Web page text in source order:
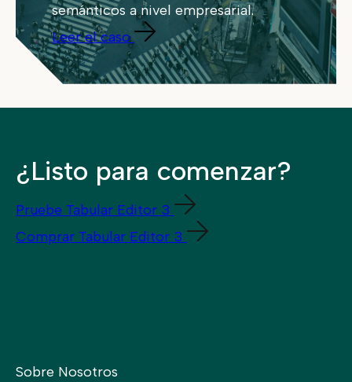
semánticos a nivel empresarial.
Leer el caso
¿Listo para comenzar?
Pruebe Tabular Editor 3
Comprar Tabular Editor 3
Sobre Nosotros